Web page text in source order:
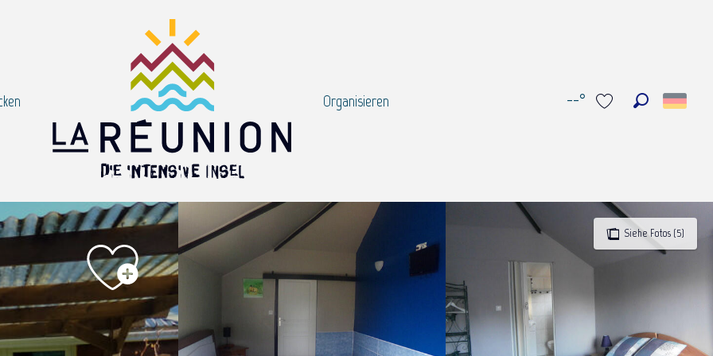
--°
Organisieren
Siehe Fotos (5)